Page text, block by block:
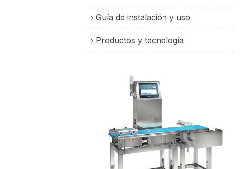
Guía de instalación y uso
Productos y tecnología